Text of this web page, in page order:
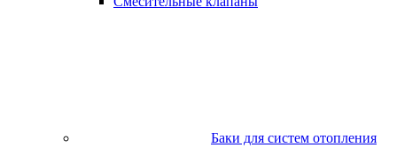
Баки для систем отопления